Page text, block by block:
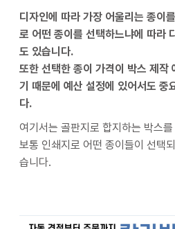
디자인에 따라 가장 어울리는 종이
로 어떤 종이를 선택하느냐에 따라
도 있습니다.
또한 선택한 종이 가격이 박스 제작
기 때문에 예산 설정에 있어서도 중
다.
여기서는 골판지로 합지하는 박스
보통 인쇄지로 어떤 종이들이 선택
습니다.